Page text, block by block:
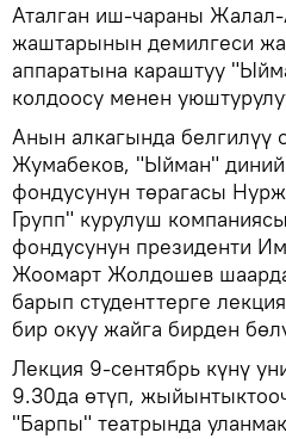
Аталган иш-чараны
жаштарынын демилгеси
аппаратына караштуу
колдоосу менен
Анын алкагында белгилүү
Жумабеков, "Ыйман" диний
фондусунун төрагасы
Групп" курулуш
фондусунун президенти
Жоомарт Жолдошев
барып студенттерге
бир окуу жайга бирден
Лекция 9-сентябрь күнү
9.30да өтүп,
"Барпы" театрында